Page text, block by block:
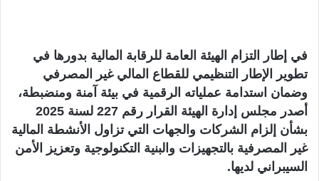
في إطار التزام الهيئة العامة للرقابة المالية بدورها في
تطوير الإطار التنظيمي للقطاع المالي غير المصرفي
وضمان استدامة عملياته الرقمية في بيئة آمنة ومنضبطة،
أصدر مجلس إدارة الهيئة القرار رقم 227 لسنة 2025
بشأن إلزام الشركات والجهات التي تزاول الأنشطة المالية
غير المصرفية بالتجهيزات والبنية التكنولوجية وتعزيز الأمن
السيبراني لديها.